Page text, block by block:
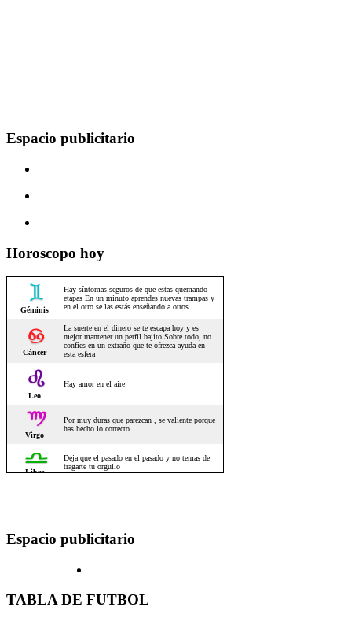
Espacio publicitario
Horoscopo hoy
Espacio publicitario
TABLA DE FUTBOL